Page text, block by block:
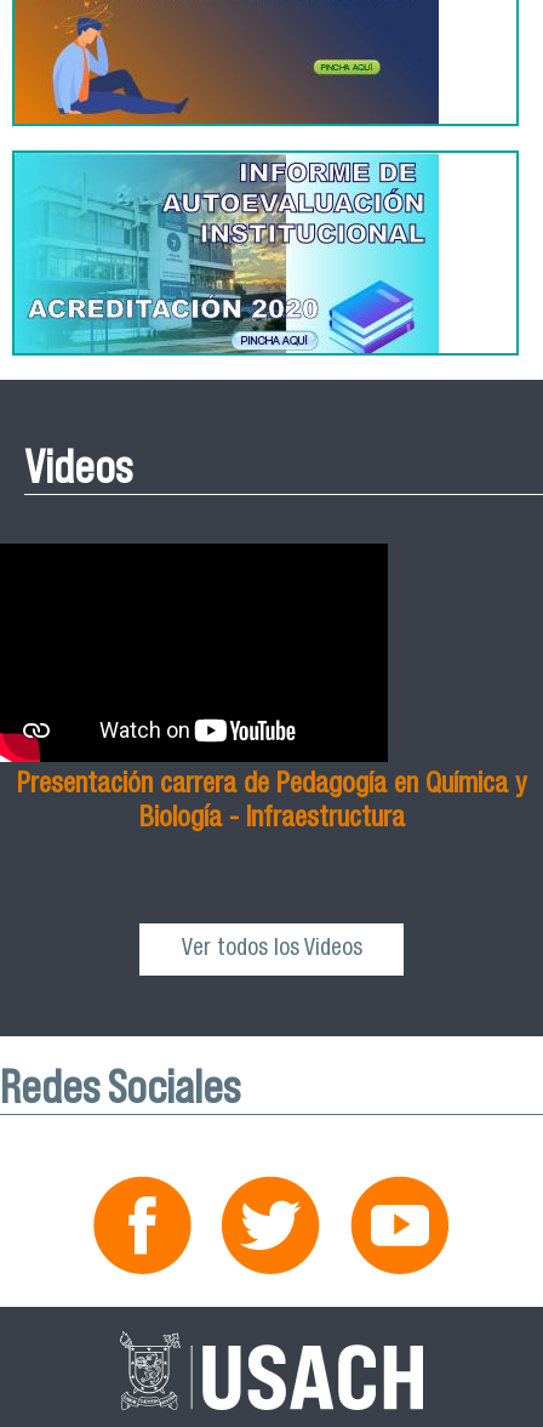
Videos
Presentación carrera de Pedagogía en Química y
Biología - Infraestructura
Ver todos los Videos
Redes Sociales